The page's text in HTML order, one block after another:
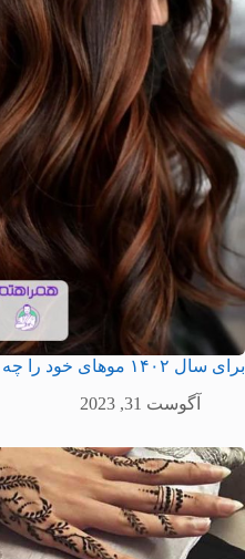
برای سال ۱۴۰۲ موهای خود را چه رنگی کنیم؟
آگوست 31, 2023